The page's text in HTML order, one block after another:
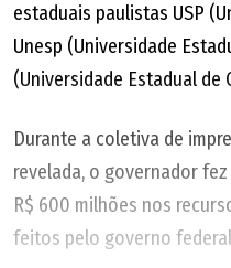
estaduais paulistas USP
Unesp (Universidade
(Universidade Estadual de
Durante a coletiva de
revelada, o governador
R$ 600 milhões nos
feitos pelo governo